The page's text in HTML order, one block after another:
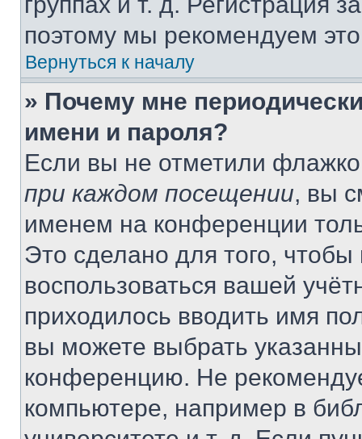
поэтому мы рекомендуем
Вернуться к началу
» Почему мне
имени и пароля?
Если вы не отметили
при каждом посещении, вы
именем на конференции
Это сделано для того, чтобы
воспользоваться вашей
приходилось вводить имя
вы можете выбрать
конференцию. Не
компьютере, например в